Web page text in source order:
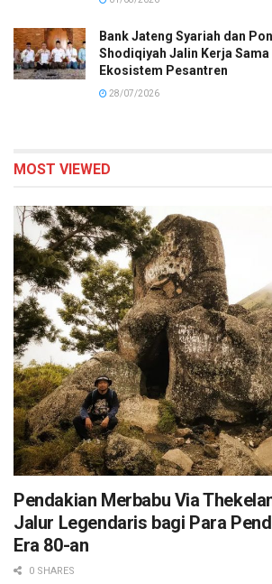
Bank Jateng Syariah dan
Shodiqiyah Jalin Kerja
Ekosistem Pesantren
28/07/2026
MOST VIEWED
Pendakian Merbabu Via
Jalur Legendaris bagi Para
Era 80-an
0 SHARES